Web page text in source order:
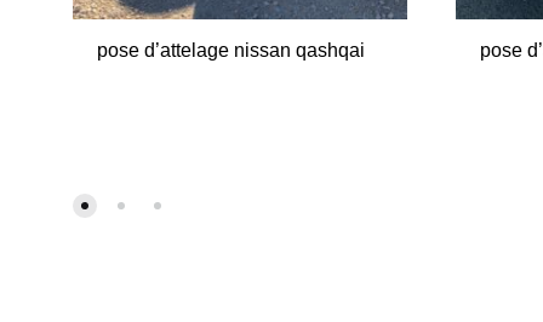
pose d’attelage nissan qashqai pose